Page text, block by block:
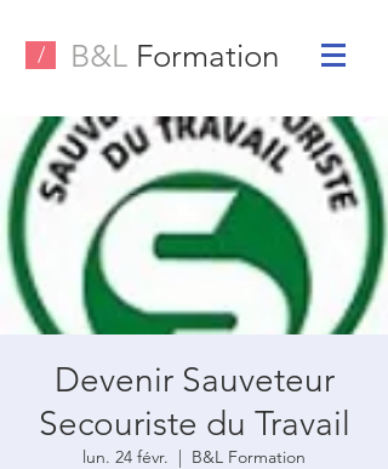
/ B&L Formation
Devenir Sauveteur
Secouriste du Travail
lun. 24 févr.
  |
B&L Formation